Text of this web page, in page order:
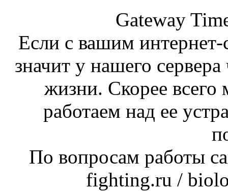
Gateway
Если с вашим интернет-
значит у нашего
жизни. Скорее
работаем над ее
По вопросам работы
fighting.ru /